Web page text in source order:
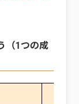
（1つの成